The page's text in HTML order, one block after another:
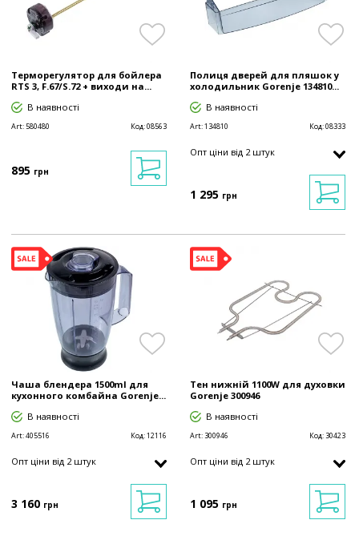
Терморегулятор для бойлера
RTS 3, F.67/S.72 + виходи на...
В наявності
Art:580480 Код:08563
895 грн
Полиця дверей для пляшок у
холодильник Gorenje 134810...
В наявності
Art:134810 Код:08333
Опт ціни від 2 штук
1 295 грн
Чаша блендера 1500ml для
кухонного комбайна Gorenje...
В наявності
Art:405516 Код:12116
Опт ціни від 2 штук
3 160 грн
Тен нижній 1100W для духовки
Gorenje 300946
В наявності
Art: 300946 Код: 30423
Опт ціни від 2 штук
1 095 грн